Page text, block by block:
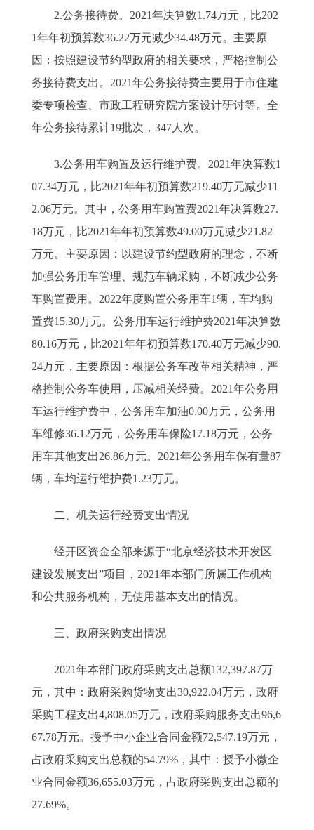
2.公务接待费。2021年决算数1.74万元，比202
1年年初预算数36.22万元减少34.48万元。主要原
因：按照建设节约型政府的相关要求，严格控制公
务接待费支出。2021年公务接待费主要用于市住建
委专项检查、市政工程研究院方案设计研讨等。全
年公务接待累计19批次，347人次。
3.公务用车购置及运行维护费。2021年决算数1
07.34万元，比2021年年初预算数219.40万元减少11
2.06万元。其中，公务用车购置费2021年决算数27.
18万元，比2021年年初预算数49.00万元减少21.82
万元。主要原因：以建设节约型政府的理念，不断
加强公务用车管理、规范车辆采购，不断减少公务
车购置费用。2022年度购置公务用车1辆，车均购
置费15.30万元。公务用车运行维护费2021年决算数
80.16万元，比2021年年初预算数170.40万元减少90.
24万元，主要原因：根据公务车改革相关精神，严
格控制公务车使用，压减相关经费。2021年公务用
车运行维护费中，公务用车加油0.00万元，公务用
车维修36.12万元，公务用车保险17.18万元，公务
用车其他支出26.86万元。2021年公务用车保有量87
辆，车均运行维护费1.23万元。
二、机关运行经费支出情况
经开区资金全部来源于“北京经济技术开发区
建设发展支出”项目，2021年本部门所属工作机构
和公共服务机构，无使用基本支出的情况。
三、政府采购支出情况
2021年本部门政府采购支出总额132,397.87万
元，其中：政府采购货物支出30,922.04万元，政府
采购工程支出4,808.05万元，政府采购服务支出96,6
67.78万元。授予中小企业合同金额72,547.19万元，
占政府采购支出总额的54.79%，其中：授予小微企
业合同金额36,655.03万元，占政府采购支出总额的
27.69%。